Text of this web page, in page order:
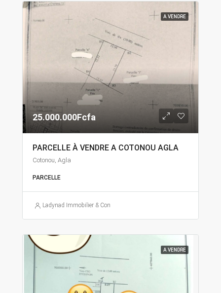
A VENDRE
25.000.000Fcfa
PARCELLE À VENDRE A COTONOU AGLA
Cotonou, Agla
PARCELLE
Ladynad Immobilier & Construction
A VENDRE